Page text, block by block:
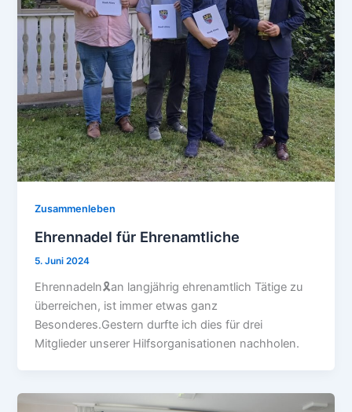
Zusammenleben
Ehrennadel für Ehrenamtliche
5. Juni 2024
Ehrennadeln🎗️an langjährig ehrenamtlich Tätige zu
überreichen, ist immer etwas ganz
Besonderes.Gestern durfte ich dies für drei
Mitglieder unserer Hilfsorganisationen nachholen.